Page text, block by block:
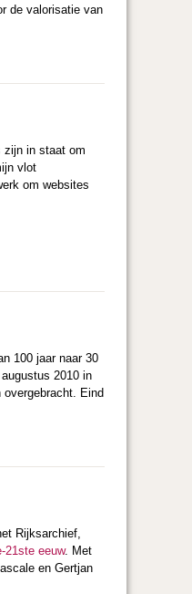
de valorisatie van
zijn in staat om
vlot
om websites
100 jaar naar 30
2010 in
overgebracht. Eind
Rijksarchief,
21ste eeuw. Met
en Gertjan